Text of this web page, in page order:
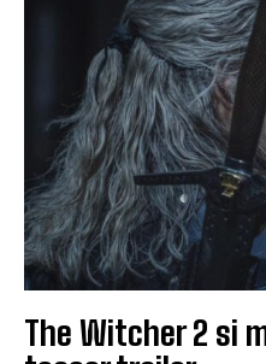
The Witcher 2 si